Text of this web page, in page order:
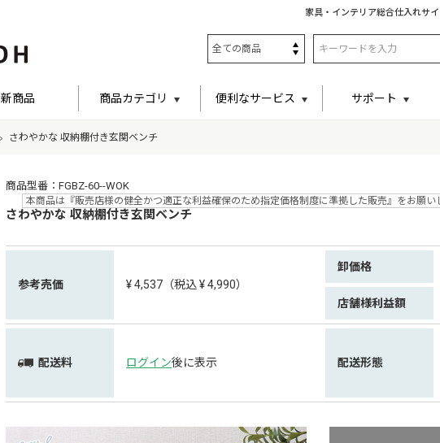
家具・インテリア総合仕入れサ
新商品 商品カテゴリ 便利なサービス サポート
さわやかな 収納棚付き玄関ベンチ
商品型番：FGBZ-60--WOK
本商品は『販売店様の健全かつ適正な利益確保のため指定価格制度に準拠した販売』をお願い
さわやかな 収納棚付き玄関ベンチ
参考売価 ¥ 4,537（税込 ¥ 4,990）
卸価格
店舗様利益額
配送料 ログイン後に表示 配送形態